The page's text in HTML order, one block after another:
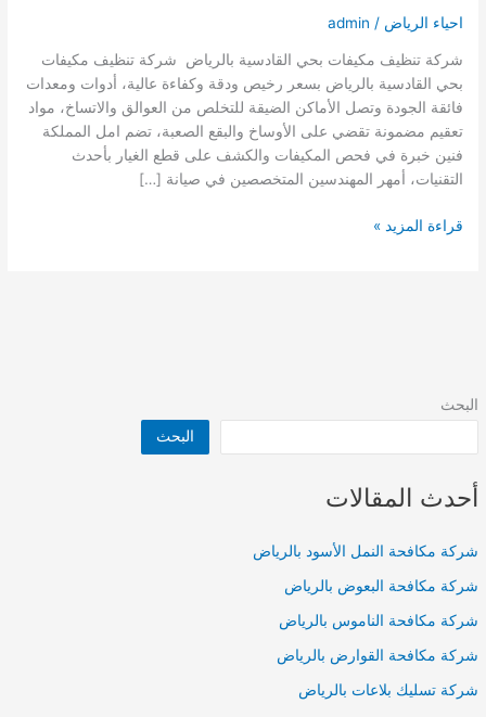
البحث
البحث
أحدث المقالات
شركة مكافحة النمل الأسود بالرياض
شركة مكافحة البعوض بالرياض
شركة مكافحة الناموس بالرياض
شركة مكافحة القوارض بالرياض
شركة تسليك بلاعات بالرياض
احياء الرياض /
admin
شركة تنظيف مكيفات بحي القادسية بالرياض شركة تنظيف مكيفات
بحي القادسية بالرياض بسعر رخيص ودقة وكفاءة عالية، أدوات ومعدات
فائقة الجودة وتصل الأماكن الضيقة للتخلص من العوالق والاتساخ، مواد
تعقيم مضمونة تقضي على الأوساخ والبقع الصعبة، تضم امل المملكة
فنين خبرة في فحص المكيفات والكشف على قطع الغيار بأحدث
التقنيات، أمهر المهندسين المتخصصين في صيانة […]
شركة
قراءة المزيد »